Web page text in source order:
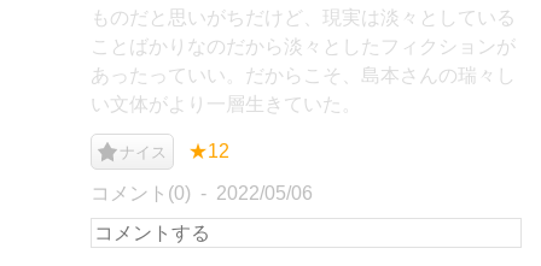
ものだと思いがちだけど、現実は淡々としている
ことばかりなのだから淡々としたフィクションが
あったっていい。だからこそ、島本さんの瑞々し
い文体がより一層生きていた。
ナイス ★12
コメント(0) 2022/05/06